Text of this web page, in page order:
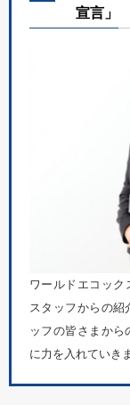
宣言」
ワールドエコック
スタッフからの紹
ッフの皆さまか
に力を入れていき